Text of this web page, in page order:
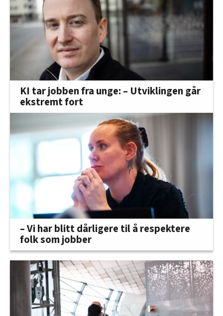
KI tar jobben fra unge: – Utviklingen går
ekstremt fort
– Vi har blitt dårligere til å respektere
folk som jobber